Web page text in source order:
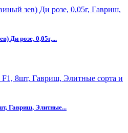
Ди розе, 0,05г,...
Гавриш, Элитные...